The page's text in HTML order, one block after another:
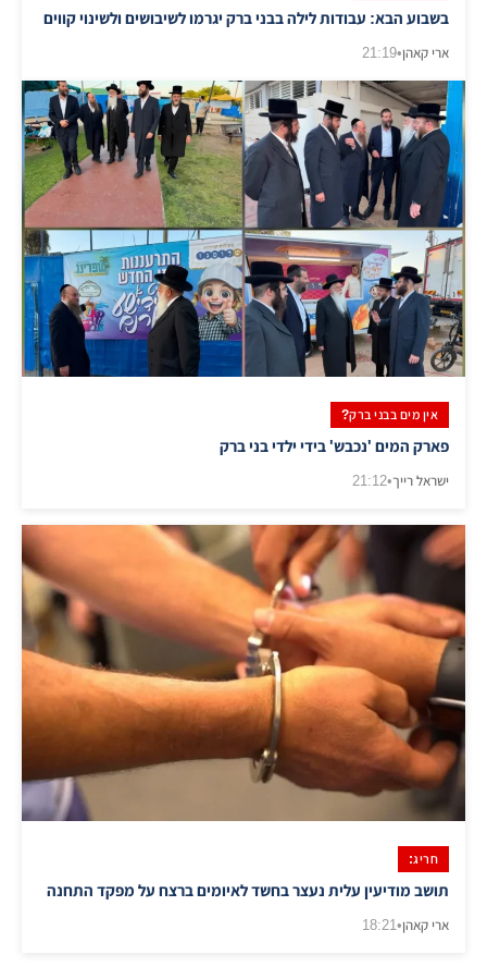
בשבוע הבא: עבודות לילה בבני ברק יגרמו לשיבושים ולשינוי קווים
ארי קאהן•
21:19
אין מים בבני ברק?
פארק המים 'נכבש' בידי ילדי בני ברק
ישראל רייך•
21:12
חריג:
​תושב מודיעין עלית נעצר בחשד לאיומים ברצח על מפקד התחנה
ארי קאהן•
18:21